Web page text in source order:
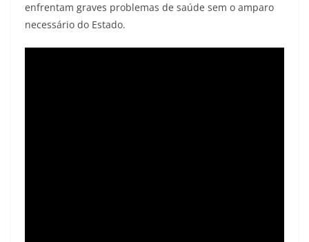
enfrentam graves problemas de saúde sem o amparo
necessário do Estado.